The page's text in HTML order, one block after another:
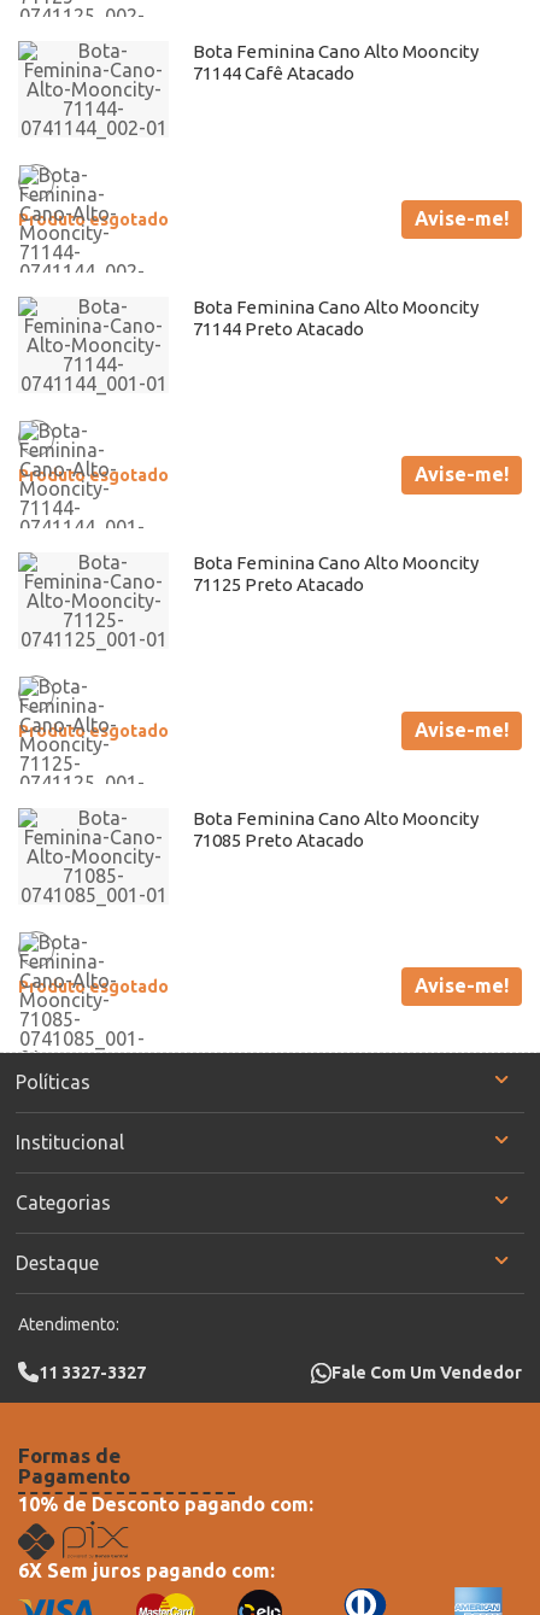
Bota Feminina Cano Alto Mooncity
71144 Cafê Atacado
Produto esgotado Avise-me!
Bota Feminina Cano Alto Mooncity
71144 Preto Atacado
Produto esgotado Avise-me!
Bota Feminina Cano Alto Mooncity
71125 Preto Atacado
Produto esgotado Avise-me!
Bota Feminina Cano Alto Mooncity
71085 Preto Atacado
Produto esgotado Avise-me!
Políticas
Institucional
Categorias
Destaque
Atendimento:
11 3327-3327 Fale Com Um Vendedor
Formas de
Pagamento
10% de Desconto pagando com:
6X Sem juros pagando com: